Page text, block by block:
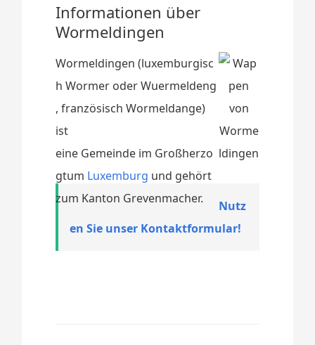
Informationen über
Wormeldingen
Wormeldingen (luxemburgisc
h Wormer oder Wuermeldeng
, französisch Wormeldange)
ist
eine Gemeinde im Großherzo
gtum Luxemburg und gehört
zum Kanton Grevenmacher.
Nutz
en Sie unser Kontaktformular!